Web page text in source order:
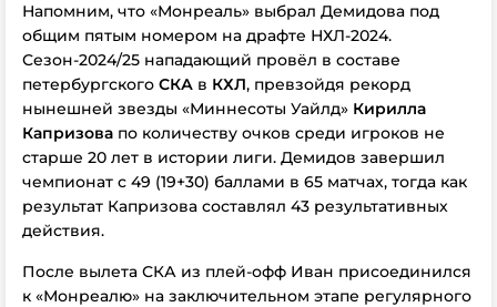
Напомним, что «Монреаль» выбрал Демидова под
общим пятым номером на драфте НХЛ-2024.
Сезон-2024/25 нападающий провёл в составе
петербургского СКА в КХЛ, превзойдя рекорд
нынешней звезды «Миннесоты Уайлд» Кирилла
Капризова по количеству очков среди игроков не
старше 20 лет в истории лиги. Демидов завершил
чемпионат с 49 (19+30) баллами в 65 матчах, тогда как
результат Капризова составлял 43 результативных
действия.
После вылета СКА из плей-офф Иван присоединился
к «Монреалю» на заключительном этапе регулярного